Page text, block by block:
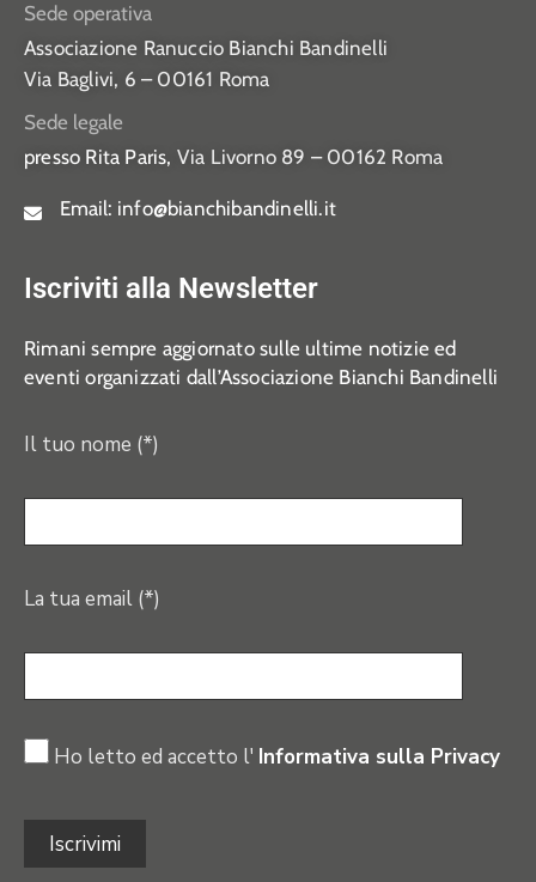
Sede operativa
Associazione Ranuccio Bianchi Bandinelli
Via Baglivi, 6 – 00161 Roma
Sede legale
presso Rita Paris, Via Livorno 89 – 00162 Roma
Email: info@bianchibandinelli.it
Iscriviti alla Newsletter
Rimani sempre aggiornato sulle ultime notizie ed
eventi organizzati dall’Associazione Bianchi Bandinelli
Il tuo nome (*)
La tua email (*)
Ho letto ed accetto l' Informativa sulla Privacy